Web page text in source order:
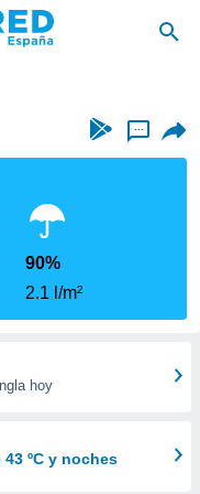
...
90%
2.1 l/m²
hoy
ºC y noches